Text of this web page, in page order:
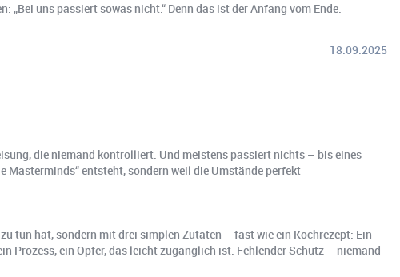
uns passiert sowas nicht.“ Denn das ist der Anfang vom Ende.
18.09.2025
die niemand kontrolliert. Und meistens passiert nichts – bis eines
entsteht, sondern weil die Umstände perfekt
tun hat, sondern mit drei simplen Zutaten – fast wie ein Kochrezept: Ein
Prozess, ein Opfer, das leicht zugänglich ist. Fehlender Schutz – niemand